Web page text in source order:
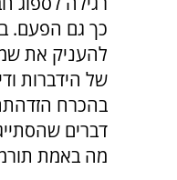
כך גם הפעם.
להעניק את
של הידברות
בהכרח
דברים
מה באמת